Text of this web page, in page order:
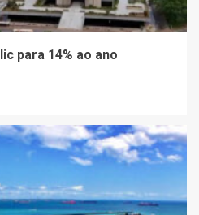
para 14% ao ano